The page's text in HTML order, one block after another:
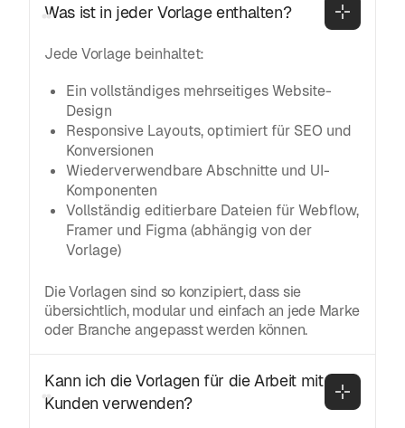
Was ist in jeder Vorlage enthalten?
Jede Vorlage beinhaltet:
Ein vollständiges mehrseitiges Website-
Design
Responsive Layouts, optimiert für SEO und
Konversionen
Wiederverwendbare Abschnitte und UI-
Komponenten
Vollständig editierbare Dateien für Webflow,
Framer und Figma (abhängig von der
Vorlage)
Die Vorlagen sind so konzipiert, dass sie
übersichtlich, modular und einfach an jede Marke
oder Branche angepasst werden können.
Kann ich die Vorlagen für die Arbeit mit
Kunden verwenden?